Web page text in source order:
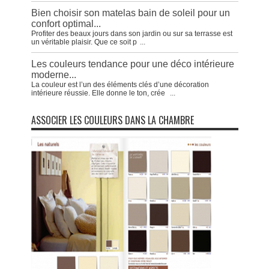
Bien choisir son matelas bain de soleil pour un
confort optimal...
Profiter des beaux jours dans son jardin ou sur sa terrasse est
un véritable plaisir. Que ce soit p ...
Les couleurs tendance pour une déco intérieure
moderne...
La couleur est l’un des éléments clés d’une décoration
intérieure réussie. Elle donne le ton, crée
...
ASSOCIER LES COULEURS DANS LA CHAMBRE